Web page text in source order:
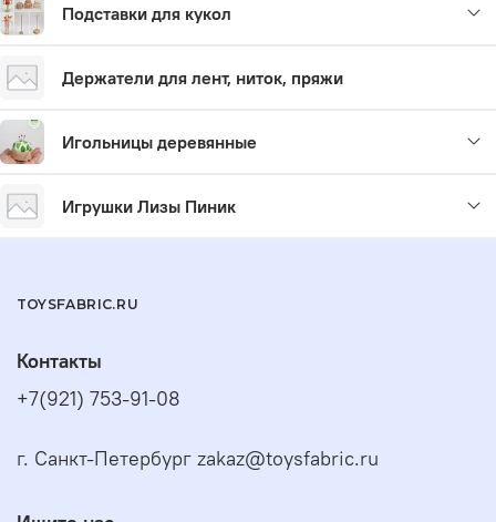
измерьте окружность куклы в месте крепления (ОКР).
ОКР
- Это не высота и не диаметр! Это окружность
куклы в месте крепления (
Если Вы затрудняетесь с выбором или в вариантах нет
необходимого размера - напишите или позвоните нам,
крепления.
Подставки для кукол
Держатели для лент, ниток, пряжи
Игольницы деревянные
Игрушки Лизы Пиник
TOYSFABRIC.RU
Контакты
+7(921) 753-91-08
г. Санкт-Петербург zakaz@toysfabric.ru